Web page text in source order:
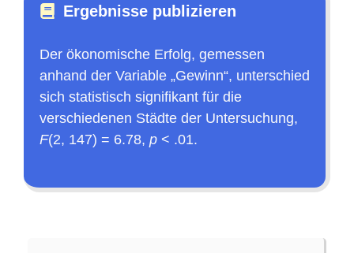
Ergebnisse publizieren
Der ökonomische Erfolg, gemessen
anhand der Variable „Gewinn“, unterschied
sich statistisch signifikant für die
verschiedenen Städte der Untersuchung,
F(2, 147) = 6.78, p < .01.